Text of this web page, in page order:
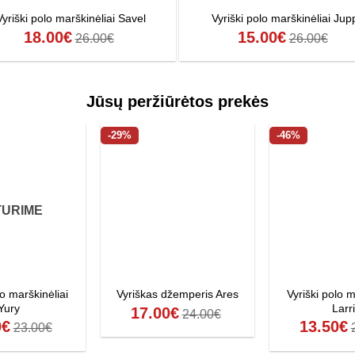
polo marškinėliai Savel
18.00€ 26.00€
Vyriški polo marškinėliai
15.00€ 26.00€
Jūsų peržiūrėtos prekės
marškinėliai
€ 23.00€
-29%
Vyriškas džemperis Ares
17.00€ 24.00€
-46%
Vyriški polo
13.50€